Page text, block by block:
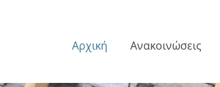
Αρχική Ανακοινώσεις